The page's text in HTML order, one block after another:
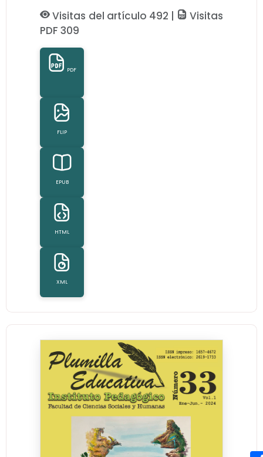
Visitas del artículo 492 |
Visitas
PDF 309
PDF
FLIP
EPUB
HTML
XML